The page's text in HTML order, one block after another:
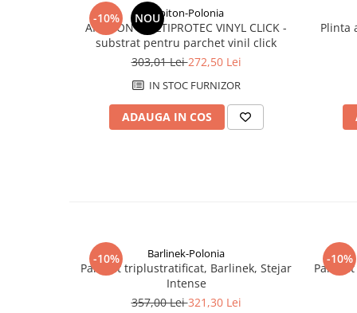
Suport periute dinti
Suport hartie igienica
Cuiere si suporti prosop
-10% NOUArbiton-Polonia
ARBITON MULTIPROTEC VINYL CLICK -
substrat pentru parchet vinil click
303,01 Lei272,50 Lei
IN STOC FURNIZOR
ADAUGA IN COS
Plinta
-10% Barlinek-Polonia
Parchet triplustratificat, Barlinek, Stejar
Intense
357,00 Lei321,30 Lei
-10%